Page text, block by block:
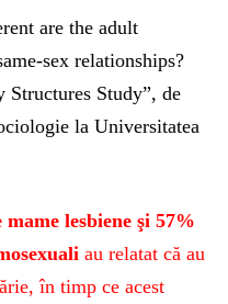
are the adult
sex relationships?
Study”, de
la Universitatea
lesbiene şi 57%
au relatat că au
în timp ce acest